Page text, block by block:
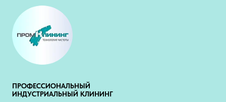
ПРОФЕССИОНАЛЬНЫЙ
ИНДУСТРИАЛЬНЫЙ КЛИНИНГ